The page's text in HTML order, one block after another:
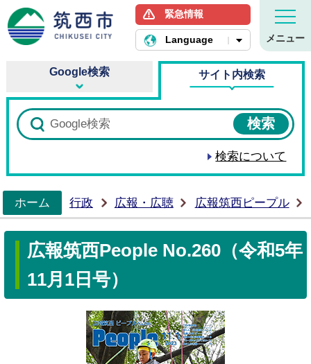
筑西市ホームページ
緊急情報
Language メニュー
Google検索 サイト内検索
検索について
ホーム
行政 広報・広聴 広報筑西ピープル
広報筑西People No.260（令和5年
11月1日号）